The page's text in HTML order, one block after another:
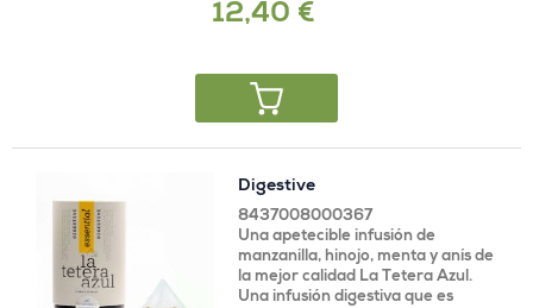
12,40 €
Digestive
8437008000367
Una apetecible infusión de
manzanilla, hinojo, menta y anís de
la mejor calidad La Tetera Azul.
Una infusión digestiva que es